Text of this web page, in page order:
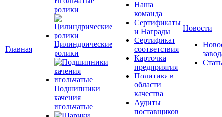
Главная
ролики
Цилиндрические
ролики
Подшипники
качения
игольчатые
Наша
команда
Сертификаты
и Награды
Сертификат
соответствия
Карточка
предприятия
Политика в
области
качества
Аудиты
поставщиков
Новости